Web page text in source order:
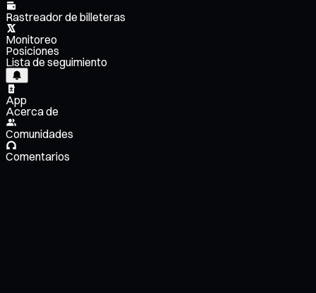
Rastreador de billeteras
Monitoreo
Posiciones
Lista de seguimiento
App
Acerca de
Comunidades
Comentarios